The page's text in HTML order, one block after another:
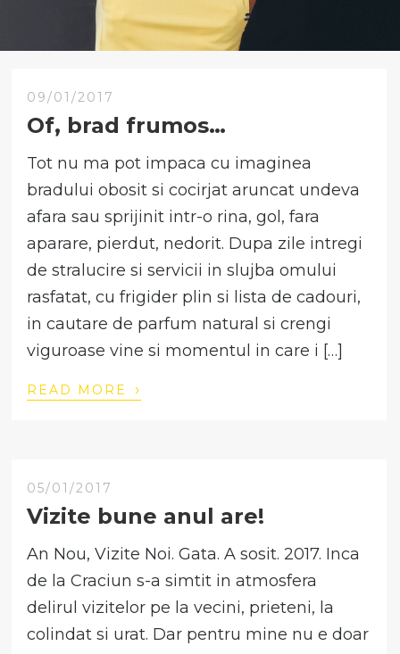
09/01/2017
Of, brad frumos…
Tot nu ma pot impaca cu imaginea
bradului obosit si cocirjat aruncat undeva
afara sau sprijinit intr-o rina, gol, fara
aparare, pierdut, nedorit. Dupa zile intregi
de stralucire si servicii in slujba omului
rasfatat, cu frigider plin si lista de cadouri,
in cautare de parfum natural si crengi
viguroase vine si momentul in care i […]
READ MORE ›
05/01/2017
Vizite bune anul are!
An Nou, Vizite Noi. Gata. A sosit. 2017. Inca
de la Craciun s-a simtit in atmosfera
delirul vizitelor pe la vecini, prieteni, la
colindat si urat. Dar pentru mine nu e doar